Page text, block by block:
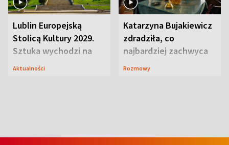
Lublin Europejską
Stolicą Kultury 2029.
Sztuka wychodzi na
ulice
Aktualności
Katarzyna Bujakiewicz
zdradziła, co
najbardziej zachwyca
ją w Lublinie
Rozmowy